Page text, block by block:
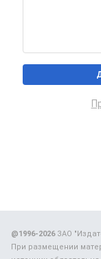
@1996-2026ЗАО
При размещении